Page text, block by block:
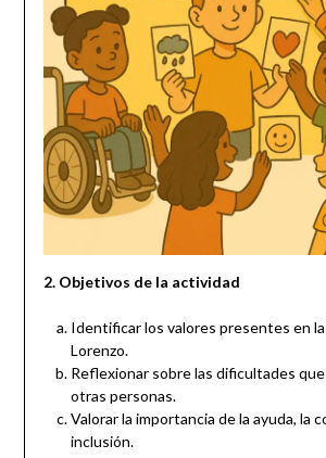
2. Objetivos de la actividad
Identificar los valores presentes en
Lorenzo.
Reflexionar sobre las dificultades
otras personas.
Valorar la importancia de la ayuda, la
inclusión.